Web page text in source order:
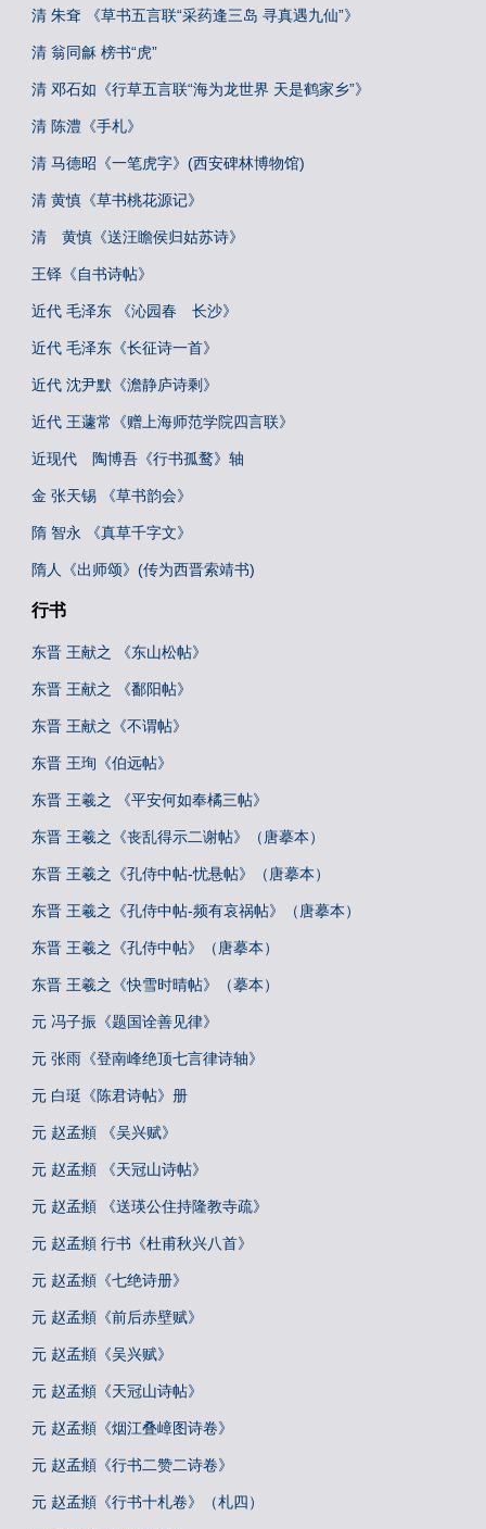
清 朱耷 《草书五言联“采药逢三岛 寻真遇九仙”》
清 翁同龢 榜书“虎”
清 邓石如《行草五言联“海为龙世界 天是鹤家乡”》
清 陈澧《手札》
清 马德昭《一笔虎字》(西安碑林博物馆)
清 黄慎《草书桃花源记》
清 黄慎《送汪瞻侯归姑苏诗》
王铎《自书诗帖》
近代 毛泽东 《沁园春 长沙》
近代 毛泽东《长征诗一首》
近代 沈尹默《澹静庐诗剩》
近代 王蘧常《赠上海师范学院四言联》
近现代 陶博吾《行书孤鹜》轴
金 张天锡 《草书韵会》
隋 智永 《真草千字文》
隋人《出师颂》(传为西晋索靖书)
行书
东晋 王献之 《东山松帖》
东晋 王献之 《鄱阳帖》
东晋 王献之《不谓帖》
东晋 王珣《伯远帖》
东晋 王羲之 《平安何如奉橘三帖》
东晋 王羲之《丧乱得示二谢帖》（唐摹本）
东晋 王羲之《孔侍中帖-忧悬帖》（唐摹本）
东晋 王羲之《孔侍中帖-频有哀祸帖》（唐摹本）
东晋 王羲之《孔侍中帖》（唐摹本）
东晋 王羲之《快雪时晴帖》（摹本）
元 冯子振《题国诠善见律》
元 张雨《登南峰绝顶七言律诗轴》
元 白珽《陈君诗帖》册
元 赵孟頫 《吴兴赋》
元 赵孟頫 《天冠山诗帖》
元 赵孟頫 《送瑛公住持隆教寺疏》
元 赵孟頫 行书《杜甫秋兴八首》
元 赵孟頫《七绝诗册》
元 赵孟頫《前后赤壁赋》
元 赵孟頫《吴兴赋》
元 赵孟頫《天冠山诗帖》
元 赵孟頫《烟江叠嶂图诗卷》
元 赵孟頫《行书二赞二诗卷》
元 赵孟頫《行书十札卷》（札四）